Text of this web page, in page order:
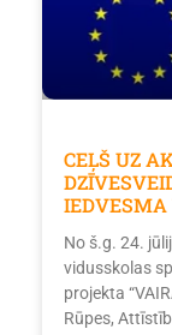
CEĻŠ UZ
No š.g. 24.
vidusskolas
projekta
Rūpes,